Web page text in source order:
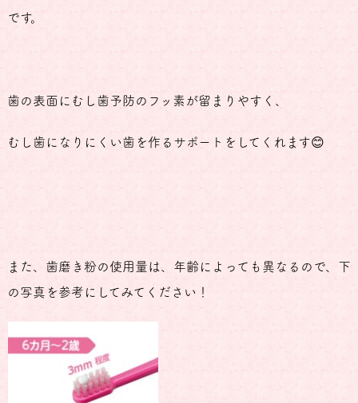
です。
歯の表面にむし歯予防のフッ素が留まりやすく、
むし歯になりにくい歯を作るサポートをしてくれます😊
また、歯磨き粉の使用量は、年齢によっても異なるので、下
の写真を参考にしてみてください！